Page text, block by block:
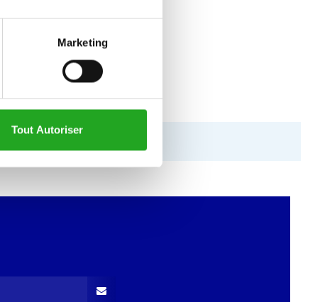
Marketing
Tout Autoriser